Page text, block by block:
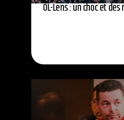
OL-Lens : un choc et